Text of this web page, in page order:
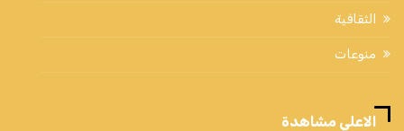
الثقافية
منوعات
الاعلي مشاهدة